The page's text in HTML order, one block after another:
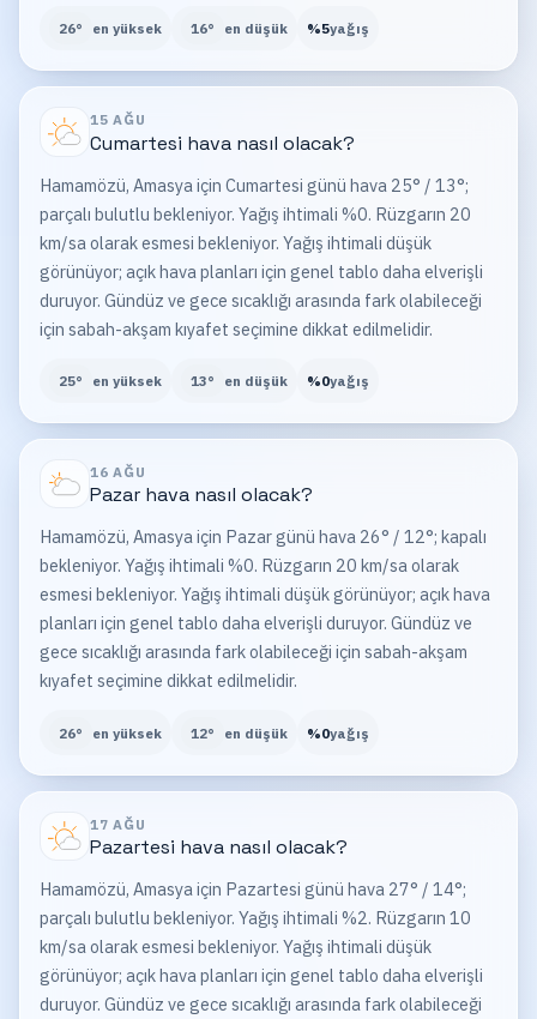
26° en yüksek 16° en düşük %5yağış
15 AĞU
Cumartesi hava nasıl olacak?
Hamamözü, Amasya için Cumartesi günü hava 25° / 13°;
parçalı bulutlu bekleniyor. Yağış ihtimali %0. Rüzgarın 20
km/sa olarak esmesi bekleniyor. Yağış ihtimali düşük
görünüyor; açık hava planları için genel tablo daha elverişli
duruyor. Gündüz ve gece sıcaklığı arasında fark olabileceği
için sabah-akşam kıyafet seçimine dikkat edilmelidir.
25° en yüksek 13° en düşük %0yağış
16 AĞU
Pazarhava nasıl olacak?
Hamamözü, Amasya için Pazar günü hava 26° / 12°; kapalı
bekleniyor. Yağış ihtimali %0. Rüzgarın 20 km/sa olarak
esmesi bekleniyor. Yağış ihtimali düşük görünüyor; açık hava
planları için genel tablo daha elverişli duruyor. Gündüz ve
gece sıcaklığı arasında fark olabileceği için sabah-akşam
kıyafet seçimine dikkat edilmelidir.
26° en yüksek 12° en düşük %0yağış
17 AĞU
Pazartesi hava nasıl olacak?
Hamamözü, Amasya için Pazartesi günü hava 27° / 14°;
parçalı bulutlu bekleniyor. Yağış ihtimali %2. Rüzgarın 10
km/sa olarak esmesi bekleniyor. Yağış ihtimali düşük
görünüyor; açık hava planları için genel tablo daha elverişli
duruyor. Gündüz ve gece sıcaklığı arasında fark olabileceği